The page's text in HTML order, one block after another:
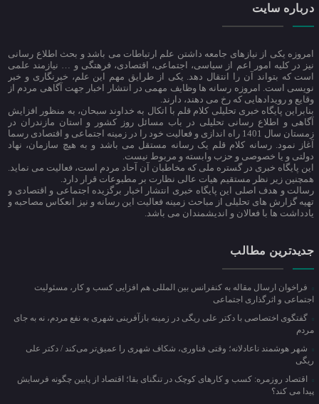
درباره سایت
امروزه یکی از نیازهای جامعه داشتن علم ارتباطات می باشد و بحث اطلاع رسانی
نیز در کلیه امور اعم از سیاسی، اجتماعی، اقتصادی، فرهتگی و … نیازمند علمی
است که بتواند آن را انتقال دهد. یکی از طرایق مهم این علم، خبرنگاری و خبر
نویسی است. امروزه رسانه ها وظایف مهمی در انتشار اخبار جهت آگاهی مردم از
وقایع و رویدادهایی که رخ می دهند، دارند.
بنابراین پایگاه خبری تحلیلی کلام قلم با اتکال به خداوند سبحان، به منظور افزایش
آگاهی و اطلاع رسانی تحلیلی در باب مسائل روز کشور و استان مازندران در
زمستان سال 1401 راه اندازی و فعالیت خود را در زمینه اجتماعی و اقتصادی رسما
آغاز نمود. رسانه کلام قلم یک رسانه مستقل می باشد و به هیچ سازمان، نهاد
دولتی و یا خصوصی و حزب وابسته و مربوط نیست.
این پایگاه خبری در گستره ملی که مخاطبان آن آحاد مردم است، فعالیت می نماید.
همچنین زیر نظر مستقیم هیات عالی نظارت بر مطبوعات قرار دارد.
رسالت و هدف اصلی این پایگاه خبری انتشار اخبار برگزیده اجتماعی و اقتصادی و
تهیه گزارش های تحلیلی از مباحث زمینه فعالیت این رسانه و نیز انعکاس مصاحبه و
یادداشت ها با فعالان و اندیشمندان می باشد.
جدیدترین مطالب
فراخوان ارسال مقاله به کنفرانس بین المللی هم افزایی کسب و کار، مسئولیت
اجتماعی و اثرگذاری اجتماعی
گفتگوی اختصاصی با دکتر علی ریگی در زمینه بازآفرینی شهری به نفع مردم، نه به جای
مردم
شهر هوشمند ناعادلانه؛ وقتی فناوری، شکاف شهری را عمیق‌تر می‌کند / دکتر علی
ریگی
اقتصاد روزمره: کسب‌ و کارهای کوچک در تنگنای بقا؛ اقتصاد از پایین چگونه فرسایش
پیدا می کند؟